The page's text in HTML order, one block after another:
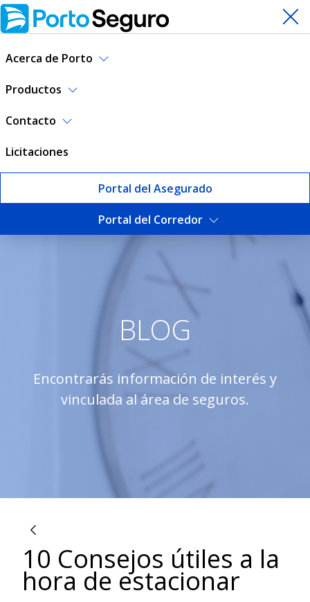
Acerca de Porto
Productos
Contacto
Licitaciones
Portal del Asegurado
Portal del Corredor
10 Consejos útiles a la hora
BLOG
Encontrarás información de interés y
vinculada al área de seguros.
ブログ
10 Consejos útiles a la
hora de estacionar